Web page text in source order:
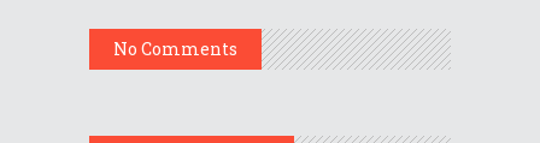
No Comments